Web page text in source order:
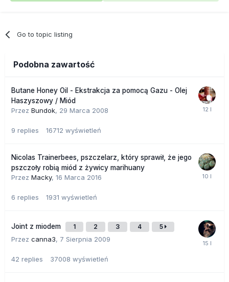
Go to topic listing
Podobna zawartość
Butane Honey Oil - Ekstrakcja za pomocą Gazu - Olej
Haszyszowy / Miód
Przez Bundok, 29 Marca 2008
9 replies 16712 wyświetleń
Nicolas Trainerbees, pszczelarz, który sprawił, że jego
pszczoły robią miód z żywicy marihuany
Przez Macky, 16 Marca 2016
6 replies 1931 wyświetleń
Joint z miodem 1 2 3 4 5
Przez canna3, 7 Sierpnia 2009
42 replies 37008 wyświetleń